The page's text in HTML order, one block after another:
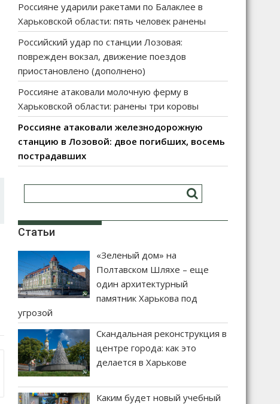
Россияне ударили ракетами по Балаклее в
Харьковской области: пять человек ранены
Российский удар по станции Лозовая:
поврежден вокзал, движение поездов
приостановлено (дополнено)
Россияне атаковали молочную ферму в
Харьковской области: ранены три коровы
Россияне атаковали железнодорожную
станцию в Лозовой: двое погибших, восемь
пострадавших
Статьи
«Зеленый дом» на
Полтавском Шляхе – еще
один архитектурный
памятник Харькова под
угрозой
Скандальная реконструкция в
центре города: как это
делается в Харькове
Каким будет новый учебный